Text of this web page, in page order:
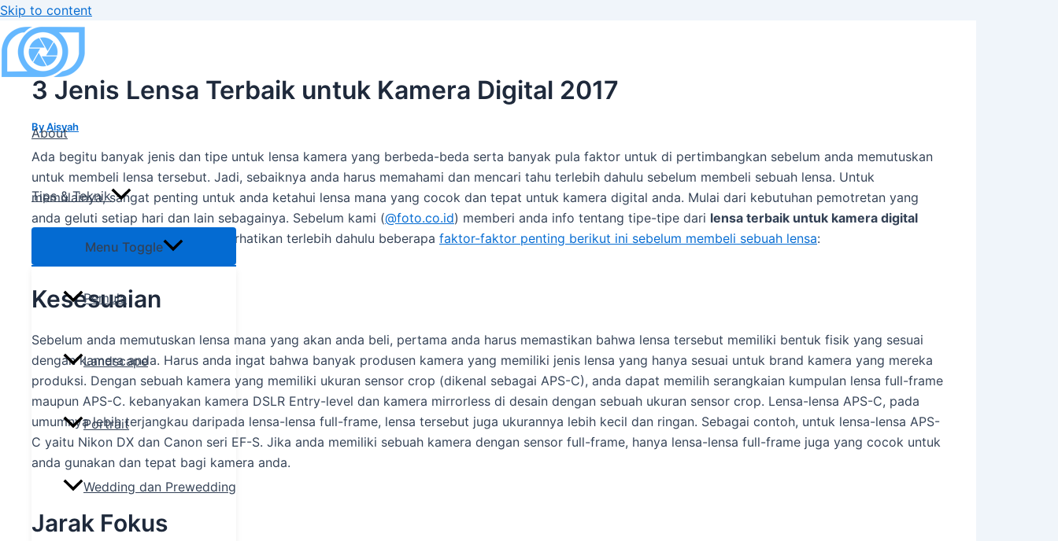
Skip to content
About
Tips & Teknik
Menu Toggle
Pemula
Landscape
Portrait
Wedding dan Prewedding
3 Jenis Lensa Terbaik untuk Kamera Digital 2017
ByAisyah
Ada begitu banyak jenis dan tipe untuk lensa kamera yang berbeda-beda serta banyak pula faktor untuk di pertimbangkan sebelum anda memutuskan
untuk membeli lensa tersebut. Jadi, sebaiknya anda harus memahami dan mencari tahu terlebih dahulu sebelum membeli sebuah lensa. Untuk
memulainya, sangat penting untuk anda ketahui lensa mana yang cocok dan tepat untuk kamera digital anda. Mulai dari kebutuhan pemotretan yang
anda geluti setiap hari dan lain sebagainya. Sebelum kami (@foto.co.id) memberi anda info tentang tipe-tipe dari lensa terbaik untuk kamera digital
tersebut, sebaiknya anda perhatikan terlebih dahulu beberapa faktor-faktor penting berikut ini sebelum membeli sebuah lensa:
Kesesuaian
Sebelum anda memutuskan lensa mana yang akan anda beli, pertama anda harus memastikan bahwa lensa tersebut memiliki bentuk fisik yang sesuai
dengan kamera anda. Harus anda ingat bahwa banyak produsen kamera yang memiliki jenis lensa yang hanya sesuai untuk brand kamera yang mereka
produksi. Dengan sebuah kamera yang memiliki ukuran sensor crop (dikenal sebagai APS-C), anda dapat memilih serangkaian kumpulan lensa full-frame
maupun APS-C. kebanyakan kamera DSLR Entry-level dan kamera mirrorless di desain dengan sebuah ukuran sensor crop. Lensa-lensa APS-C, pada
umumnya lebih terjangkau daripada lensa-lensa full-frame, lensa tersebut juga ukurannya lebih kecil dan ringan. Sebagai contoh, untuk lensa-lensa APS-
C yaitu Nikon DX dan Canon seri EF-S. Jika anda memiliki sebuah kamera dengan sensor full-frame, hanya lensa-lensa full-frame juga yang cocok untuk
anda gunakan dan tepat bagi kamera anda.
Jarak Fokus